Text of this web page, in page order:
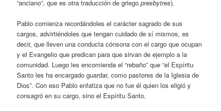
“anciano”, que es otra traducción de griegopresbytres).
Pablo comienza recordándoles el carácter sagrado de sus
cargos, advirtiéndoles que tengan cuidado de sí mismos, es
decir, que lleven una conducta cónsona con el cargo que ocupan
y el Evangelio que predican para que sirvan de ejemplo a la
comunidad. Luego les encomienda el “rebaño” que “el Espíritu
Santo les ha encargado guardar, como pastores de la Iglesia de
Dios”. Con eso Pablo enfatiza que no fue él quien los eligió y
consagró en su cargo, sino el Espíritu Santo.